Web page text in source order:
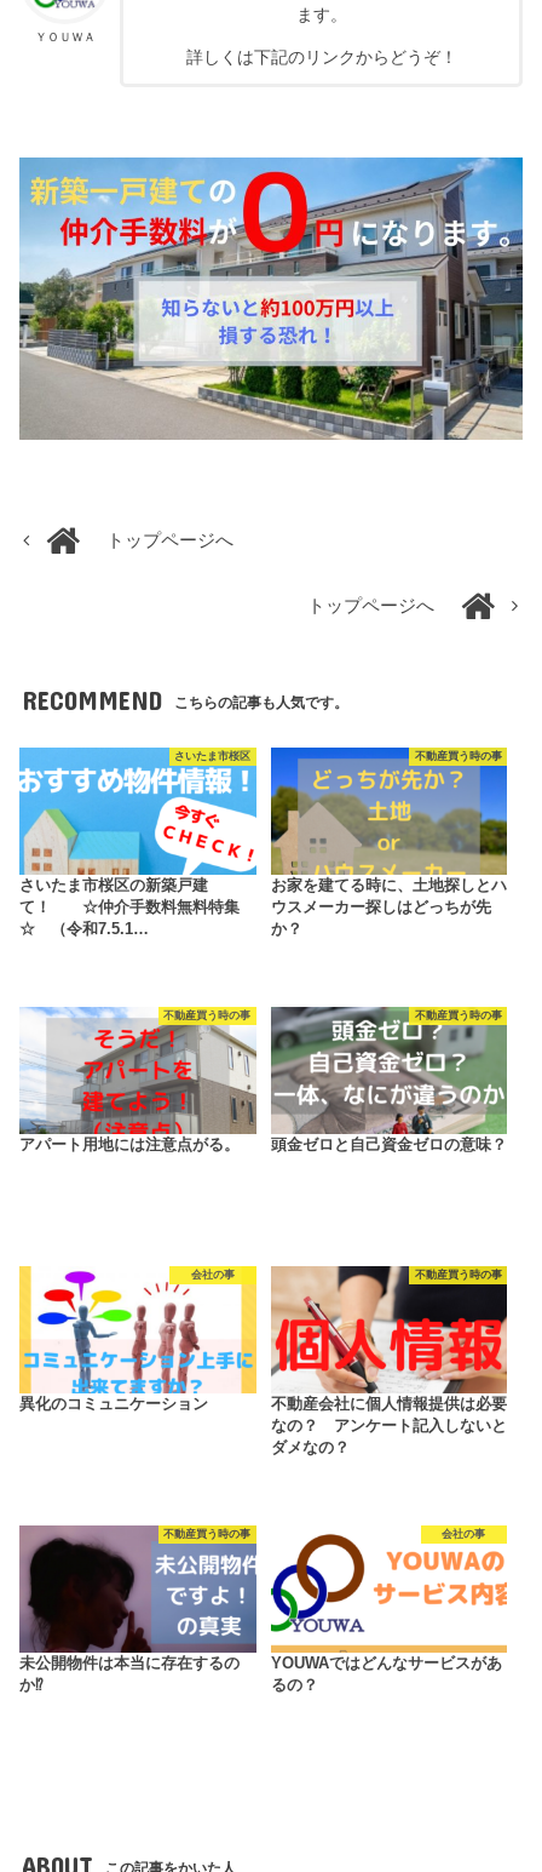
ＹＯＵＷＡ
ます。
詳しくは下記のリンクからどうぞ！
トップページへ
トップページへ
RECOMMEND こちらの記事も人気です。
さいたま市桜区
さいたま市桜区の新築戸建
て！ ☆仲介手数料無料特集
☆ （令和7.5.1…
不動産買う時の事
お家を建てる時に、土地探しとハ
ウスメーカー探しはどっちが先
か？
不動産買う時の事
アパート用地には注意点がる。
不動産買う時の事
頭金ゼロと自己資金ゼロの意味？
会社の事
異化のコミュニケーション
不動産買う時の事
不動産会社に個人情報提供は必要
なの？ アンケート記入しないと
ダメなの？
不動産買う時の事
未公開物件は本当に存在するの
か⁉
会社の事
YOUWAではどんなサービスがあ
るの？
ABOUT